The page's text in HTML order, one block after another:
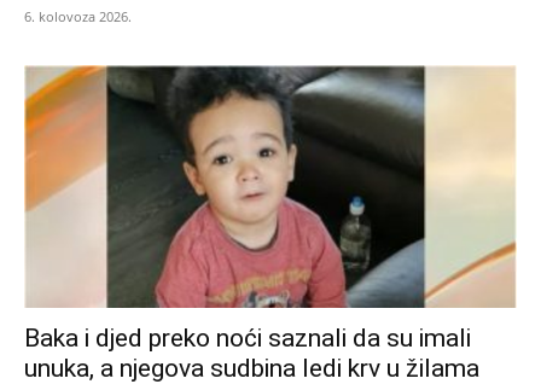
6. kolovoza 2026.
Baka i djed preko noći saznali da su imali
unuka, a njegova sudbina ledi krv u žilama